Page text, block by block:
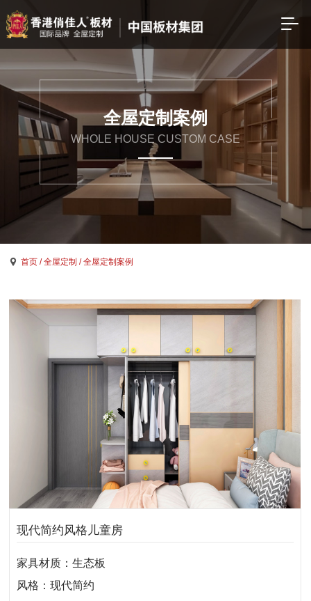
全屋定制案例
WHOLE HOUSE CUSTOM CASE
首页 / 全屋定制 / 全屋定制案例
现代简约风格儿童房
家具材质：生态板
风格：现代简约